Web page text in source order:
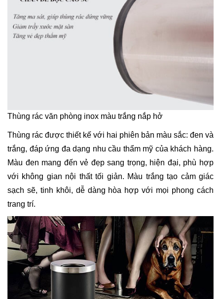
Thùng rác văn phòng inox màu trắng nắp hở
Thùng rác được thiết kế với hai phiên bản màu sắc: đen và
trắng, đáp ứng đa dạng nhu cầu thẩm mỹ của khách hàng.
Màu đen mang đến vẻ đẹp sang trọng, hiện đại, phù hợp
với không gian nội thất tối giản. Màu trắng tạo cảm giác
sạch sẽ, tinh khôi, dễ dàng hòa hợp với mọi phong cách
trang trí.